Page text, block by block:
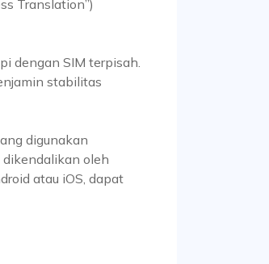
Translation”)
dengan SIM terpisah.
stabilitas
digunakan
oleh
atau iOS, dapat